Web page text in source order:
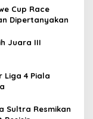
Cup Race
Dipertanyakan
Juara III
Liga 4 Piala
Sultra Resmikan